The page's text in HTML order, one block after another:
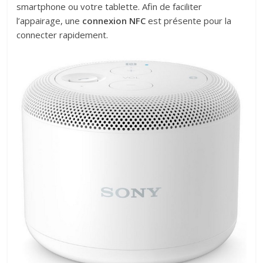
smartphone ou votre tablette. Afin de faciliter
l’appairage, une connexion NFC est présente pour la
connecter rapidement.